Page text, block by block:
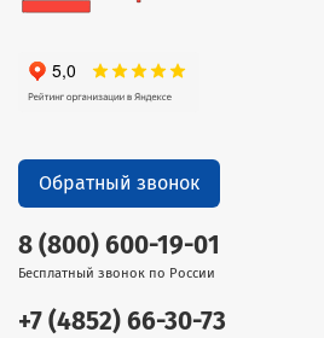
8 (800) 600-19-01
Бесплатный звонок по России
+7 (4852) 66-30-73
Обратный звонок